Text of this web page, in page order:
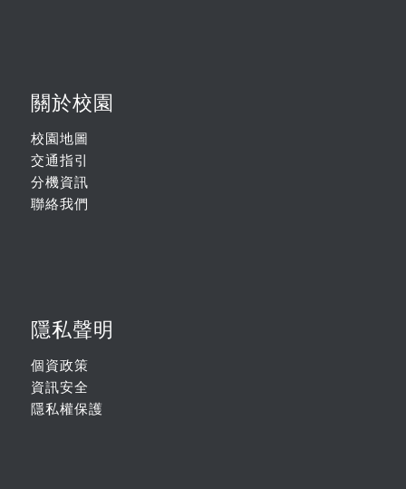
關於校園
校園地圖
交通指引
分機資訊
聯絡我們
隱私聲明
個資政策
資訊安全
隱私權保護